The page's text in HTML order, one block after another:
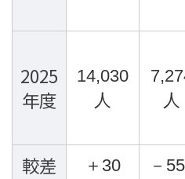
2025
年度
14,030
人
人
較差 ＋30 －